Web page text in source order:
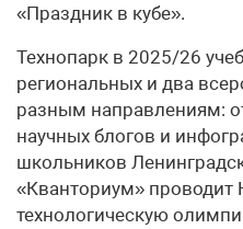
«Праздник в кубе».
Технопарк в 2025/26
региональных и два
разным направлениям:
научных блогов и
школьников
«Кванториум» проводит
технологическую